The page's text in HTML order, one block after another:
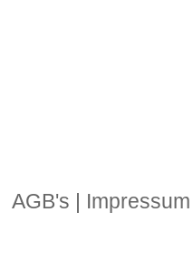
AGB's Impressum